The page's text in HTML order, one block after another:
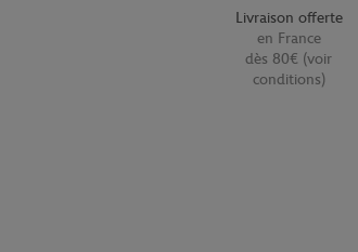
Livraison offerte
en France
dès 80€ (voir
conditions)